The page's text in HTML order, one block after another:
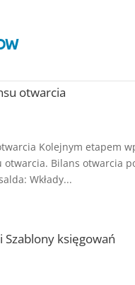
otwarcia
Kolejnym etapem
Bilans otwarcia
Wkłady...
księgowań